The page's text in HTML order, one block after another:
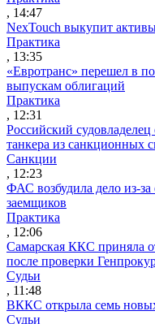
, 14:47
NexTouch выкупит
Практика
, 13:35
«Евротранс» перешел в
выпускам облигаций
Практика
, 12:31
Российский
танкера из санкционных
Санкции
, 12:23
ФАС возбудила дело из-
заемщиков
Практика
, 12:06
Самарская ККС приняла
после проверки
Судьи
, 11:48
ВККС открыла семь
Судьи